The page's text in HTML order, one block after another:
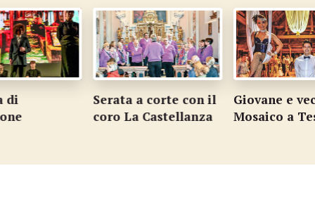
di
Serata a corte con il
coro La Castellanza
Giovane e
Mosaico a